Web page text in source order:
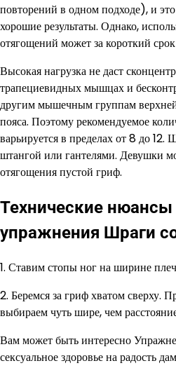
повторений в одном подходе), и
хорошие результаты. Однако,
отягощений может за короткий
Высокая нагрузка не даст
трапециевидных мышцах и
другим мышечным группам
пояса. Поэтому рекомендуемое
варьируется в пределах от 8 до
штангой или гантелями. Девушки
отягощения пустой гриф.
Технические
упражнения Шраги
1. Ставим стопы ног на ширине
2. Беремся за гриф хватом сверху.
выбираем чуть шире, чем
Вам может быть интересно
сексуальное здоровье на радость